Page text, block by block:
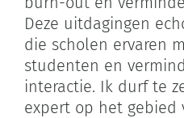
Deze uitdagingen
die scholen ervaren
studenten en
interactie. Ik durf te
expert op het gebied